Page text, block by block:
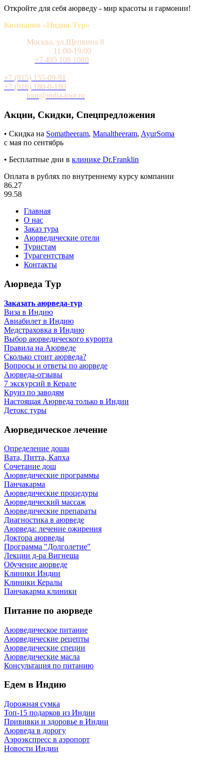
Откройте для себя аюрведу - мир красоты и гармонии!
Компания «Индия-Тур»
Москва, ул.Щепкина 8
11:00-19:00
+7 495 108 1080
+7 (915) 155-09-91
+7 (916) 180-0-180
tour@india-tour.ru
Акции, Скидки, Спецпредложения
• Скидка на Somatheeram, Manaltheeram, AyurSoma
с мая по сентябрь
• Бесплатные дни в клинике Dr.Franklin
Оплата в рублях по внутреннему курсу компании
86.27
99.58
Главная
О нас
Заказ тура
Аюрведические отели
Туристам
Турагентствам
Контакты
Аюрведа Тур
Заказать аюрведа-тур
Виза в Индию
Авиабилет в Индию
Медстраховка в Индию
Выбор аюрведического курорта
Правила на Аюрведе
Сколько стоит аюрведа?
Вопросы и ответы по аюрведе
Аюрведа-отзывы
7 экскурсий в Керале
Круиз по заводям
Настоящая Аюрведа только в Индии
Детокс туры
Аюрведическое лечение
Определение доши
Вата, Питта, Капха
Сочетание дош
Аюрведические программы
Панчакарма
Аюрведические процедуры
Аюрведический массаж
Аюрведические препараты
Диагностика в аюрведе
Аюрведа: лечение ожирения
Доктора аюрведы
Программа "Долголетие"
Лекции д-ра Вигнеша
Обучение аюрведе
Клиники Индии
Клиники Кералы
Панчакарма клиники
Питание по аюрведе
Аюрведическое питание
Аюрведические рецепты
Аюрведические специи
Аюрведические масла
Консультация по питанию
Едем в Индию
Дорожная сумка
Топ-15 подарков из Индии
Прививки и здоровье в Индии
Аюрведа в дорогу
Аэроэкспресс в аэропорт
Новости Индии